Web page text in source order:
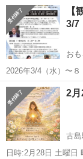
【
3/7
お
2026年3/4（水）〜
催事として、3/7（
堂にて「特別三線講話会」を
機会にして...
沖縄 那覇市
2
古島
日時:2月28日 土曜日 時